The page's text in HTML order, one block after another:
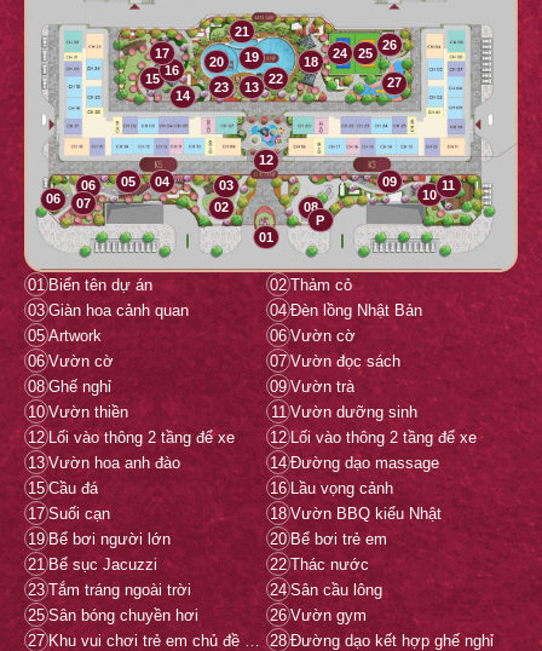
01
02
03
04
05
06
06
07 08
09
10
11
12
13
14
15
16
17
18
19
20
21
22
23
24 25
26
27
P
01 Biển tên dự án 02 Thảm cỏ
03 Giàn hoa cảnh quan 04 Đèn lồng Nhật Bản
05 Artwork 06 Vườn cờ
06 Vườn cờ 07 Vườn đọc sách
08 Ghế nghỉ 09 Vườn trà
10 Vườn thiền 11 Vườn dưỡng sinh
12
Lối vào thông 2 tầng để xe 12 Lối vào thông 2 tầng để xe
13 Vườn hoa anh đào 14 Đường dạo massage
15 Cầu đá 16
Lầu vọng cảnh
17 Suối cạn 18 Vườn BBQ kiểu Nhật
19 Bể bơi người lớn 20 Bể bơi trẻ em
21 Bể sục Jacuzzi 22 Thác nước
23 Tắm tráng ngoài trời 24 Sân cầu lông
25 Sân bóng chuyền hơi 26 Vườn gym
27
28 Đường dạo kết hợp ghế nghỉ